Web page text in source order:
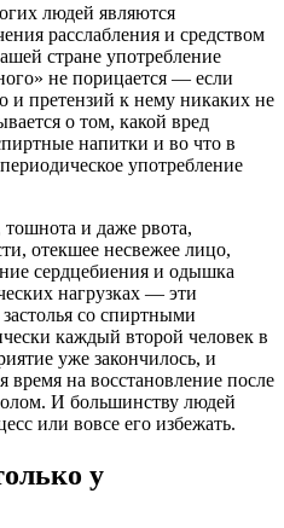
людей являются
расслабления и средством
стране употребление
не порицается — если
и претензий к нему никаких не
о том, какой вред
напитки и во что в
употребление
тошнота и даже рвота,
отекшее несвежее лицо,
сердцебиения и одышка
нагрузках — эти
со спиртными
каждый второй человек в
уже закончилось, и
время на восстановление после
И большинству людей
или вовсе его избежать.
у